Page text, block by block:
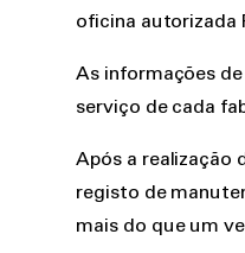
oficina autorizada
As informações
serviço de cada
Após a realização
registo de
mais do que um